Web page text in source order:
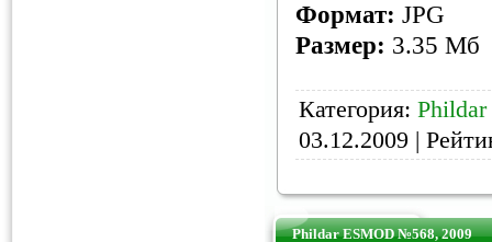
Формат: JPG
Размер: 3.35 Мб
Категория: Phildar
03.12.2009 |
Phildar ESMOD №568, 2009